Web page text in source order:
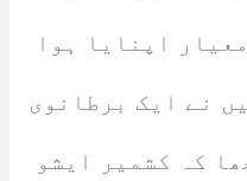
اپنایا ہوا
نے ایک برطانوی
کہ کشمیر ایشو